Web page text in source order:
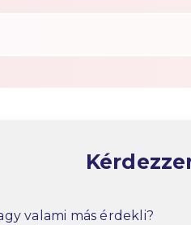
valami más érdekli?